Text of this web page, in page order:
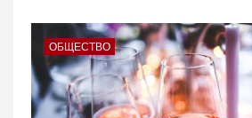
ОБЩЕСТВО